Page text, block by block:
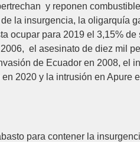
y reponen
la insurgencia, la oligarquía
ocupar para 2019 el 3,15%
el asesinato de diez mil
de Ecuador en 2008, el
2020 y la intrusión en
para contener la